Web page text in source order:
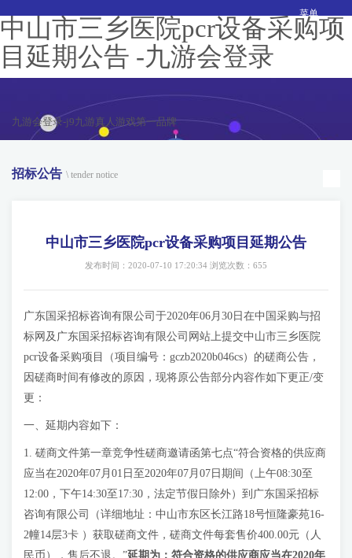
中山市三乡医院pcr设备采购项
目延期公告 -九游会登录
九游会登录-j9九游真人游戏第一品牌
菜单
招标公告 \ tender notice
中山市三乡医院pcr设备采购项目延期公告
发布时间：2020-07-10 17:20:34 浏览次数：655
广东国采招标咨询有限公司于2020年06月30日在中国采购与招
标网及广东国采招标咨询有限公司网站上提交中山市三乡医院
pcr设备采购项目（项目编号：gczb2020b046cs）的磋商公告，
因磋商时间有修改的原因，现将原公告部分内容作如下更正/变
更：
一、延期内容如下：
1. 磋商文件第一章竞争性磋商邀请函第七点“符合资格的供应商
应当在2020年07月01日至2020年07月07日期间（上午08:30至
12:00，下午14:30至17:30，法定节假日除外）到广东国采招标
咨询有限公司（详细地址：中山市东区长江路18号恒隆豪苑16-
2幢14层3卡 ）获取磋商文件，磋商文件每套售价400.00元（人
民币），售后不退。”延期为：符合资格的供应商应当在2020年